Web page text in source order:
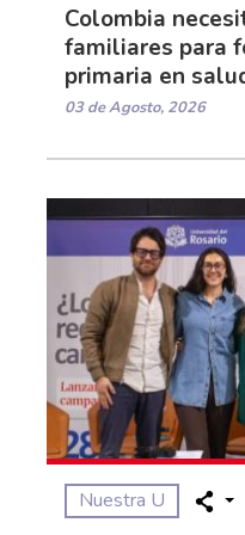
Colombia
familiares para
primaria en
03 de Agosto, 2026
Nuestra U